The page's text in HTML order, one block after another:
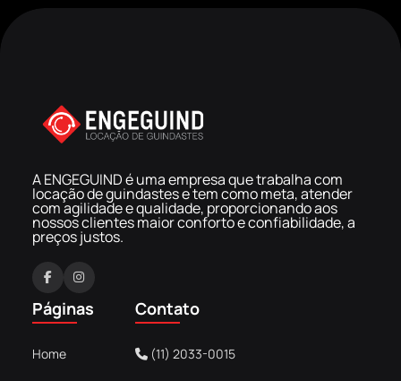
A ENGEGUIND é uma empresa que trabalha com
locação de guindastes e tem como meta, atender
com agilidade e qualidade, proporcionando aos
nossos clientes maior conforto e confiabilidade, a
preços justos.
F
a
c
b
I
n
Páginas
Home
Contato
(11) 2033-0015